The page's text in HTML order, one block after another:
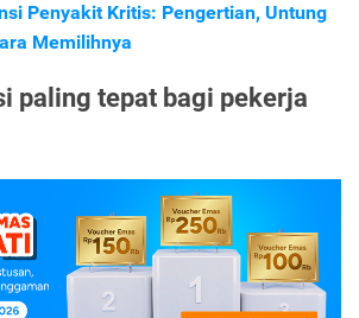
Penyakit Kritis: Pengertian, Untung
Memilihnya
paling tepat bagi pekerja